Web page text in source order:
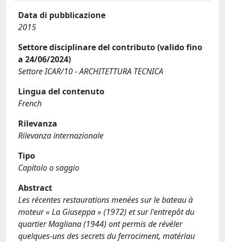
Data di pubblicazione
2015
Settore disciplinare del contributo (valido fino
a 24/06/2024)
Settore ICAR/10 - ARCHITETTURA TECNICA
Lingua del contenuto
French
Rilevanza
Rilevanza internazionale
Tipo
Capitolo o saggio
Abstract
Les récentes restaurations menées sur le bateau à
moteur « La Giuseppa » (1972) et sur l'entrepôt du
quartier Magliana (1944) ont permis de révéler
quelques-uns des secrets du ferrociment, matériau